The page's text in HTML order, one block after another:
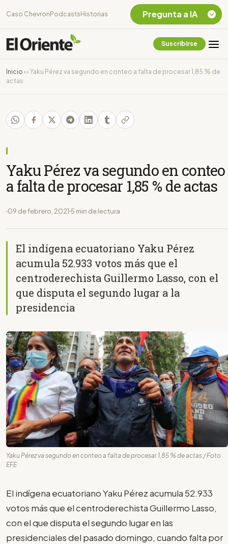
Caso Chevron Podcasts Historias
Suscribirse
Inicio › › Yaku Pérez va segundo en conteo a falta de procesar 1,85 % de
actas
Yaku Pérez va segundo en conteo
a falta de procesar 1,85 % de actas
09 de febrero, 2021 5 min de lectura
El indígena ecuatoriano Yaku Pérez
acumula 52.933 votos más que el
centroderechista Guillermo Lasso, con el
que disputa el segundo lugar a la
presidencia
Yaku Pérez va segundo en conteo a falta de procesar 1,85 % de actas / Foto
EFE
El indígena ecuatoriano Yaku Pérez acumula 52.933
votos más que el centroderechista Guillermo Lasso,
con el que disputa el segundo lugar en las
presidenciales del pasado domingo, cuando falta por
Pregunta a IA
Chevron Ecuador